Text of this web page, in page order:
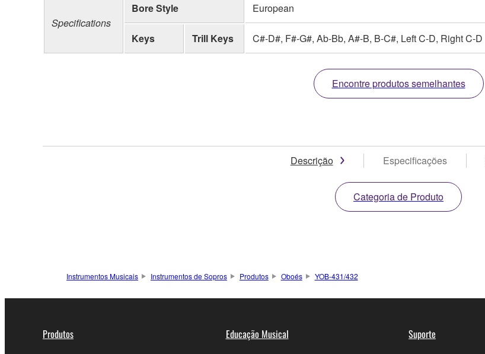
Specifications
Bore Style European
Keys Trill Keys C#-D#, F#-G#, Ab-Bb, A#-B, B-C#, Left C-D, Right C-D
Encontre produtos semelhantes
Descrição Especificações
Categoria de Produto
Instrumentos Musicais Instrumentos de Sopros Produtos Oboés YOB-431/432
Produtos Educação Musical Suporte